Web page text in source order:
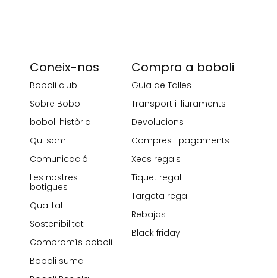
Coneix-nos
Boboli club
Sobre Boboli
boboli història
Qui som
Comunicació
Les nostres
botigues
Qualitat
Sostenibilitat
Compromís boboli
Boboli suma
Compra a boboli
Guia de Talles
Transport i lliuraments
Devolucions
Compres i pagaments
Xecs regals
Tiquet regal
Targeta regal
Rebajas
Black friday